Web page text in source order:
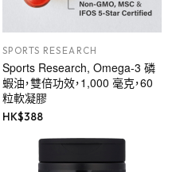
SPORTS RESEARCH
Sports Research, Omega-3 磷
蝦油，雙倍功效，1,000 毫克，60
粒軟凝膠
HK$388